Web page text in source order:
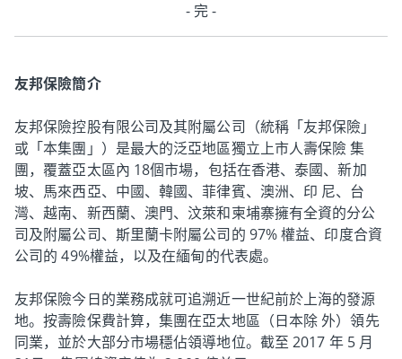
- 完 -
友邦保險簡介
友邦保險控股有限公司及其附屬公司（統稱「友邦保險」
或「本集團」）是最大的泛亞地區獨立上市人壽保險 集
團，覆蓋亞太區內 18個市場，包括在香港、泰國、新加
坡、馬來西亞、中國、韓國、菲律賓、澳洲、印 尼、台
灣、越南、新西蘭、澳門、汶萊和柬埔寨擁有全資的分公
司及附屬公司、斯里蘭卡附屬公司的 97% 權益、印度合資
公司的 49%權益，以及在緬甸的代表處。
友邦保險今日的業務成就可追溯近一世紀前於上海的發源
地。按壽險保費計算，集團在亞太地區（日本除 外）領先
同業，並於大部分市場穩佔領導地位。截至 2017 年 5 月